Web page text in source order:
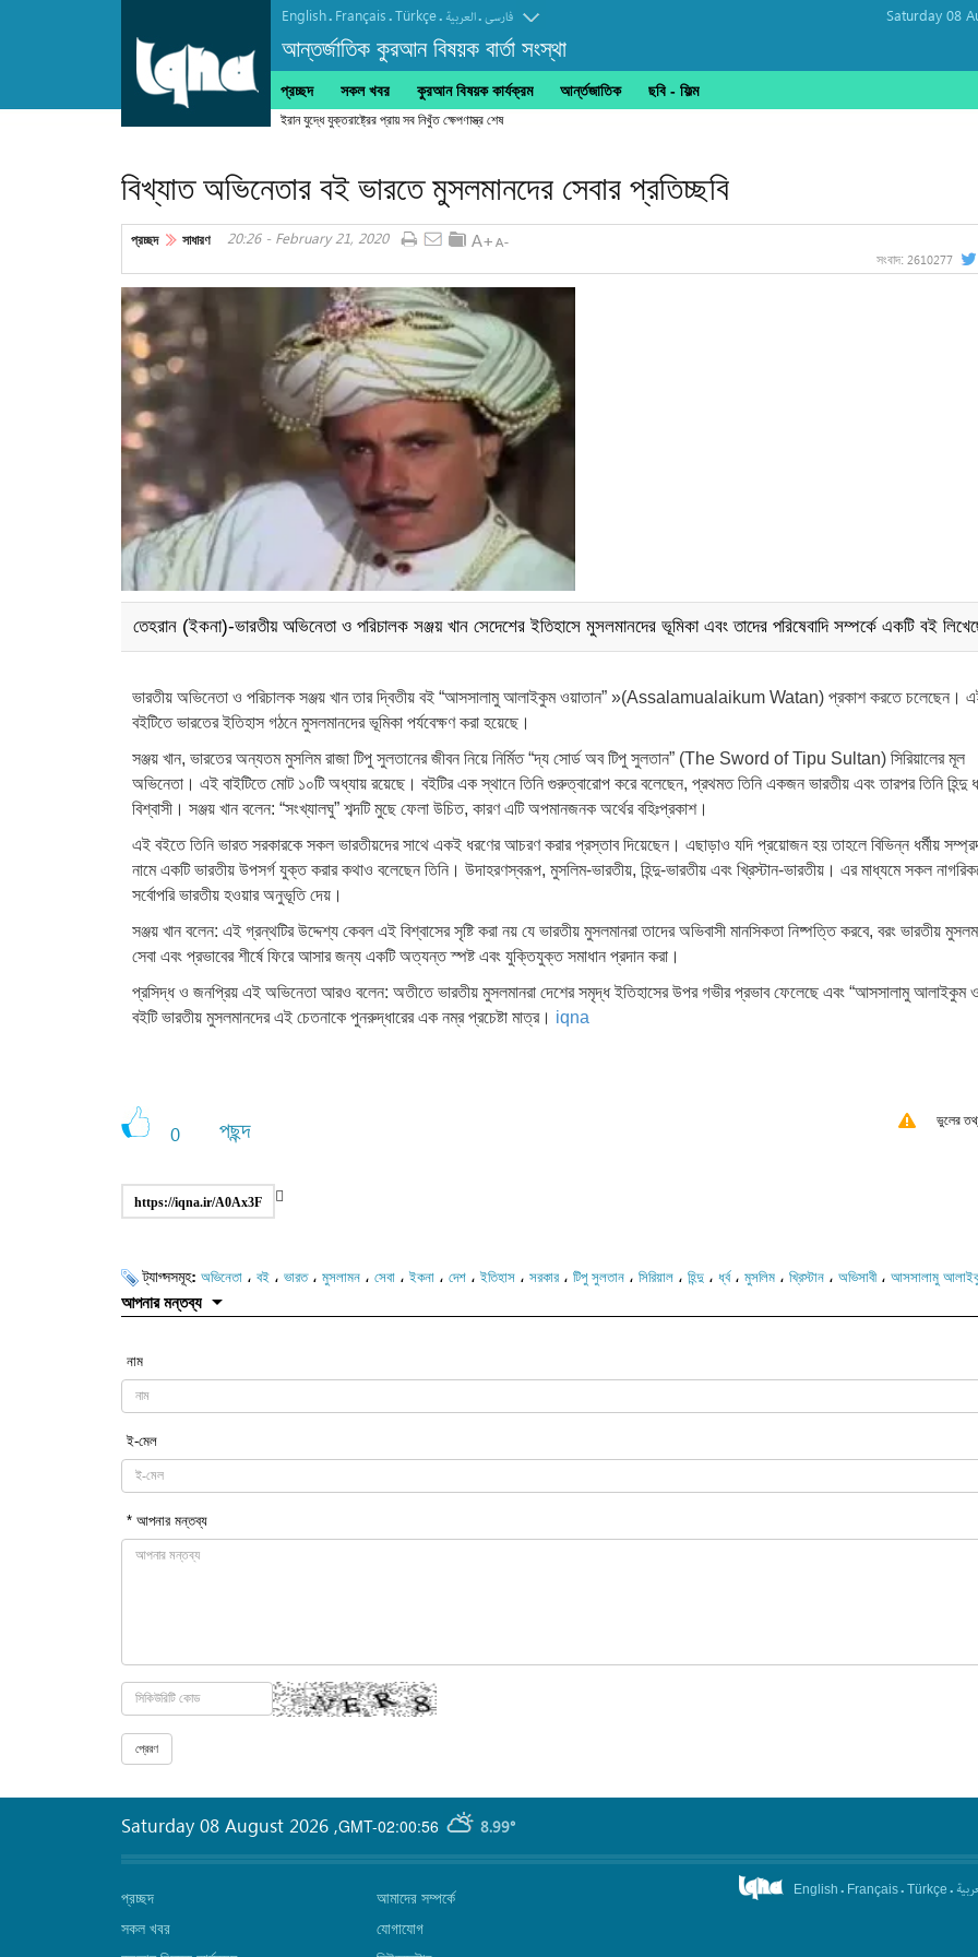
English. Français.Türkçe. العربیة.فارسی
আন্তর্জাতিক কুরআন বিষয়ক বার্তা সংস্থা
Saturday 08
প্রচ্ছদ সকল খবর কুরআন বিষয়ক কার্যক্রম আর্ন্তজাতিক ছবি‎ - ফিল্ম
বিখ্যাত অভিনেতার বই ভারতে মুসলমানদের সেবার প্রতিচ্ছবি
প্রচ্ছদ সাধারণ 20:26 - February 21, 2020
সংবাদ: 2610277
তেহরান (ইকনা)-ভারতীয় অভিনেতা ও পরিচালক সঞ্জয় খান সেদেশের ইতিহাসে মুসলমানদের ভূমিকা এবং তাদের পরিষেবাদি সম্পর্কে একটি বই
ভারতীয় অভিনেতা ও পরিচালক সঞ্জয় খান তার দ্বিতীয় বই “আসসালামু আলাইকুম ওয়াতান” »(Assalamualaikum Watan) প্রকাশ করতে চলেছেন।
বইটিতে ভারতের ইতিহাস গঠনে মুসলমানদের ভূমিকা পর্যবেক্ষণ করা হয়েছে।
সঞ্জয় খান, ভারতের অন্যতম মুসলিম রাজা টিপু সুলতানের জীবন নিয়ে নির্মিত “দ্য সোর্ড অব টিপু সুলতান” (The Sword of Tipu Sultan) সিরিয়ালের মূল
অভিনেতা। এই বাইটিতে মোট ১০টি অধ্যায় রয়েছে। বইটির এক স্থানে তিনি গুরুত্বারোপ করে বলেছেন, প্রথমত তিনি একজন ভারতীয় এবং তারপর তিনি হিন্দু
বিশ্বাসী। সঞ্জয় খান বলেন: “সংখ্যালঘু” শব্দটি মুছে ফেলা উচিত, কারণ এটি অপমানজনক অর্থের বহিঃপ্রকাশ।
এই বইতে তিনি ভারত সরকারকে সকল ভারতীয়দের সাথে একই ধরণের আচরণ করার প্রস্তাব দিয়েছেন। এছাড়াও যদি প্রয়োজন হয় তাহলে বিভিন্ন ধর্মীয়
নামে একটি ভারতীয় উপসর্গ যুক্ত করার কথাও বলেছেন তিনি। উদাহরণস্বরূপ, মুসলিম-ভারতীয়, হিন্দু-ভারতীয় এবং খ্রিস্টান-ভারতীয়। এর মাধ্যমে সকল
সর্বোপরি ভারতীয় হওয়ার অনুভূতি দেয়।
সঞ্জয় খান বলেন: এই গ্রন্থটির উদ্দেশ্য কেবল এই বিশ্বাসের সৃষ্টি করা নয় যে ভারতীয় মুসলমানরা তাদের অভিবাসী মানসিকতা নিষ্পত্তি করবে, বরং ভারতীয়
সেবা এবং প্রভাবের শীর্ষে ফিরে আসার জন্য একটি অত্যন্ত স্পষ্ট এবং যুক্তিযুক্ত সমাধান প্রদান করা।
প্রসিদ্ধ ও জনপ্রিয় এই অভিনেতা আরও বলেন: অতীতে ভারতীয় মুসলমানরা দেশের সমৃদ্ধ ইতিহাসের উপর গভীর প্রভাব ফেলেছে এবং “আসসালামু আলাইকুম
বইটি ভারতীয় মুসলমানদের এই চেতনাকে পুনরুদ্ধারের এক নম্র প্রচেষ্টা মাত্র। iqna
0 পছন্দ ভুলের
https://iqna.ir/A0Ax3F
ট্যাগ্সসমূহ: অভিনেতা ، বই ، ভারত، মুসলামন ، সেবা ،ইকনা ، দেশ ،ইতিহাস ، সরকার ، টিপু সুলতান ، সিরিয়াল ، হিন্দু ، র্ধ্ব، মুসলিম ، খ্রিস্টান ، অভিসাবী، আসসালামু
আপনার মন্তব্য
নাম
ই-মেল
* আপনার মন্তব্য
GMT-02:00:56 8.99°
Saturday 08 August 2026 ,
প্রচ্ছদ
সকল খবর
আমাদের সম্পর্কে
যোগাযোগ
English . Français. Türkçe .